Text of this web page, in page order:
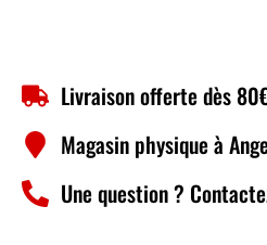
Livraison offerte dès
Magasin physique à
Une question ?